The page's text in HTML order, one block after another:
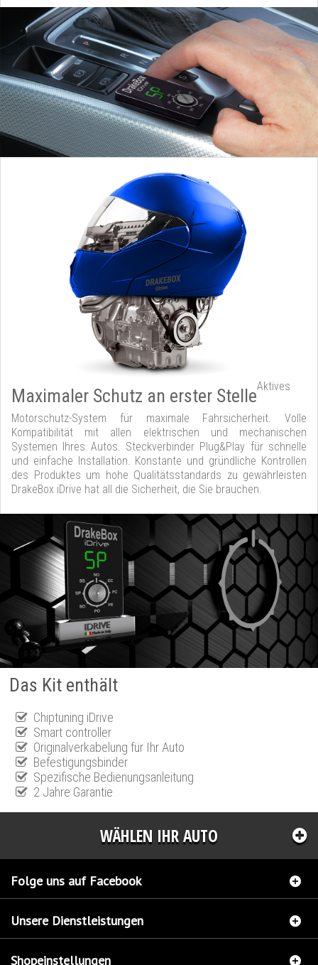
Maximaler Schutz an erster StelleAktives
Motorschutz-System für maximale Fahrsicherheit. Volle
Kompatibilität mit allen elektrischen und mechanischen
Systemen Ihres Autos. Steckverbinder Plug&Play für schnelle
und einfache Installation. Konstante und gründliche Kontrollen
des Produktes um hohe Qualitätsstandards zu gewährleisten
DrakeBox iDrive hat all die Sicherheit, die Sie brauchen.
Das Kit enthält
Chiptuning iDrive
Smart controller
Originalverkabelung für Ihr Auto
Befestigungsbinder
Spezifische Bedienungsanleitung
2 Jahre Garantie
WÄHLEN IHR AUTO
Folge uns auf Facebook
Unsere Dienstleistungen
Shopeinstellungen